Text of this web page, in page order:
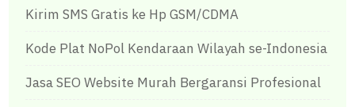
Kirim SMS Gratis ke Hp GSM/CDMA
Kode Plat NoPol Kendaraan Wilayah se-Indonesia
Jasa SEO Website Murah Bergaransi Profesional